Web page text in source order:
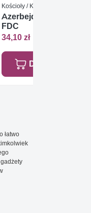
Kościoły / Katedry / Bazyliki
Azerbejdżan 2014 Mi
FDC
34,10 zł
Dodaj do
łatwo